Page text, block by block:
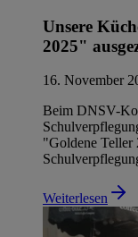
Unsere
2025"
16. November
Beim DNSV-
"Goldene Teller
Weiterlesen